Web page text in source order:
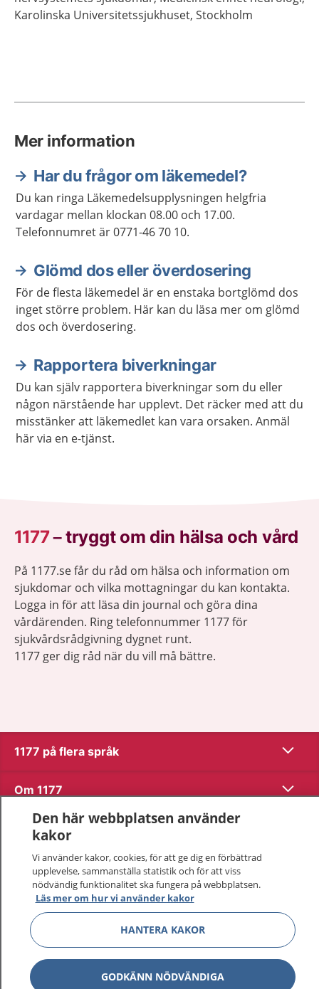
Karolinska Universitetssjukhuset, Stockholm
Mer information
Har du frågor om läkemedel?
Du kan ringa Läkemedelsupplysningen helgfria
vardagar mellan klockan 08.00 och 17.00.
Telefonnumret är 0771-46 70 10.
Glömd dos eller överdosering
För de flesta läkemedel är en enstaka bortglömd dos
inget större problem. Här kan du läsa mer om glömd
dos och överdosering.
Rapportera biverkningar
Du kan själv rapportera biverkningar som du eller
någon närstående har upplevt. Det räcker med att du
misstänker att läkemedlet kan vara orsaken. Anmäl
här via en e-tjänst.
1177–tryggt om din hälsa och vård
På 1177.se får du råd om hälsa och information om
sjukdomar och vilka mottagningar du kan kontakta.
Logga in för att läsa din journal och göra dina
vårdärenden. Ring telefonnummer 1177 för
sjukvårdsrådgivning dygnet runt.
1177 ger dig råd när du vill må bättre.
1177 på flera språk Visa
Om 1177 Visa
Kontakt
Behandling av personuppgifter
Hantering av kakor
Inställningar för kakor
Den här webbplatsen använder
kakor
Vi använder kakor, cookies, för att ge dig en förbättrad
upplevelse, sammanställa statistik och för att viss
nödvändig funktionalitet ska fungera på webbplatsen.
Läs mer om hur vi använder kakor
HANTERA KAKOR
GODKÄNN NÖDVÄNDIGA